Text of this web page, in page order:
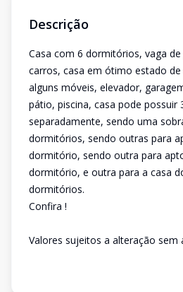
Descrição
Casa com 6 dormitórios, vaga
carros, casa em ótimo estado
alguns móveis, elevador,
pátio, piscina, casa pode possuir
separadamente, sendo uma
dormitórios, sendo outras para
dormitório, sendo outra para
dormitório, e outra para a casa
dormitórios.
Confira !
Valores sujeitos a alteração sem